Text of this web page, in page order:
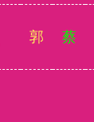
郭 蔡